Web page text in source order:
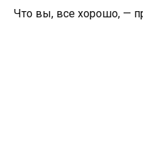
Что вы, все хорошо, —